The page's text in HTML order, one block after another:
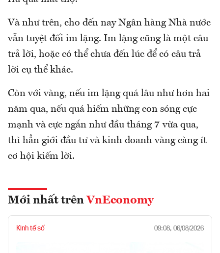
Và như trên, cho đến nay Ngân hàng Nhà nước
vẫn tuyệt đối im lặng. Im lặng cũng là một câu
trả lời, hoặc có thể chưa đến lúc để có câu trả
lời cụ thể khác.
Còn với vàng, nếu im lặng quá lâu như hơn hai
năm qua, nếu quá hiếm những con sóng cực
mạnh và cực ngắn như đầu tháng 7 vừa qua,
thì hẳn giới đầu tư và kinh doanh vàng càng ít
cơ hội kiếm lời.
Mới nhất trên VnEconomy
Kinh tế số 09:08, 06/08/2026